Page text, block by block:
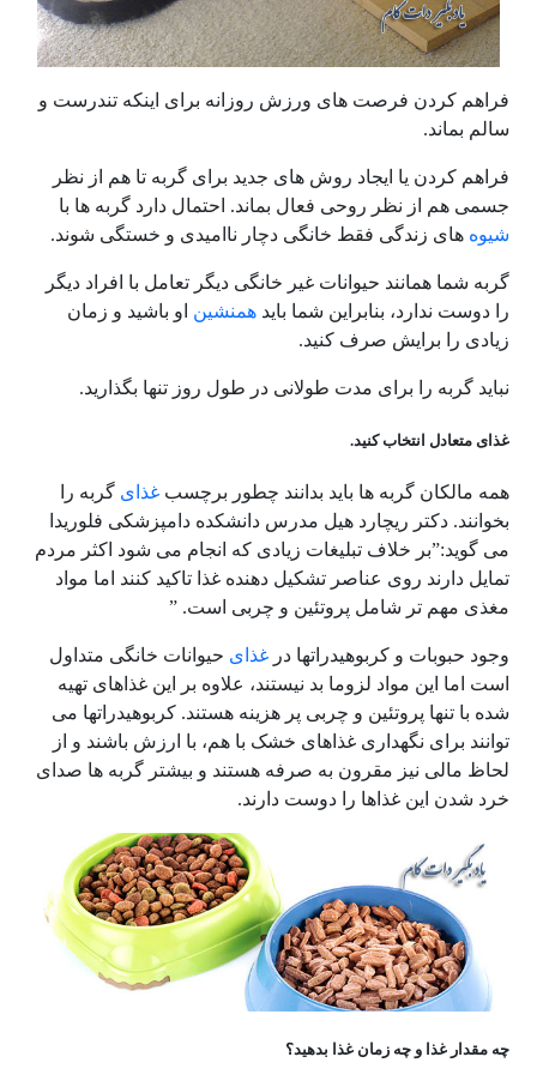
فراهم کردن فرصت های ورزش روزانه برای اینکه تندرست و
سالم بماند.
فراهم کردن یا ایجاد روش های جدید برای گربه تا هم از نظر
جسمی هم از نظر روحی فعال بماند. احتمال دارد گربه ها با
شیوه های زندگی فقط خانگی دچار ناامیدی و خستگی شوند.
گربه شما همانند حیوانات غیر خانگی دیگر تعامل با افراد دیگر
را دوست ندارد، بنابراین شما باید همنشین او باشید و زمان
زیادی را برایش صرف کنید.
نباید گربه را برای مدت طولانی در طول روز تنها بگذارید.
غذای متعادل انتخاب کنید.
همه مالکان گربه ها باید بدانند چطور برچسب غذای گربه را
بخوانند. دکتر ریچارد هیل مدرس دانشکده دامپزشکی فلوریدا
می گوید:”بر خلاف تبلیغات زیادی که انجام می شود اکثر مردم
تمایل دارند روی عناصر تشکیل دهنده غذا تاکید کنند اما مواد
مغذی مهم تر شامل پروتئین و چربی است. ”
وجود حبوبات و کربوهیدراتها در غذای حیوانات خانگی متداول
است اما این مواد لزوما بد نیستند، علاوه بر این غذاهای تهیه
شده با تنها پروتئین و چربی پر هزینه هستند. کربوهیدراتها می
توانند برای نگهداری غذاهای خشک با هم، با ارزش باشند و از
لحاظ مالی نیز مقرون به صرفه هستند و بیشتر گربه ها صدای
خرد شدن این غذاها را دوست دارند.
چه مقدار غذا و چه زمان غذا بدهید؟